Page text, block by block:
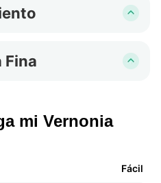
una identificación
natural es insuficiente,
Fina
la salud y
mi Vernonia
Fácil